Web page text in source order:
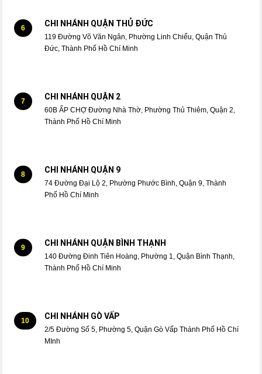
6 CHI NHÁNH QUẬN THỦ ĐỨC
119 Đường Võ Văn Ngân, Phường Linh Chiểu, Quận Thủ
Đức, Thành Phố Hồ Chí Minh
7 CHI NHÁNH QUẬN 2
60B ẤP CHỢ Đường Nhà Thờ, Phường Thủ Thiêm, Quận 2,
Thành Phố Hồ Chí Minh
8 CHI NHÁNH QUẬN 9
74 Đường Đại Lộ 2, Phường Phước Bình, Quận 9, Thành
Phố Hồ Chí Minh
9 CHI NHÁNH QUẬN BÌNH THẠNH
140 Đường Đinh Tiên Hoàng, Phường 1, Quận Bình Thạnh,
Thành Phố Hồ Chí Minh
10 CHI NHÁNH GÒ VẤP
2/5 Đường Số 5, Phường 5, Quận Gò Vấp Thành Phố Hồ Chí
MInh